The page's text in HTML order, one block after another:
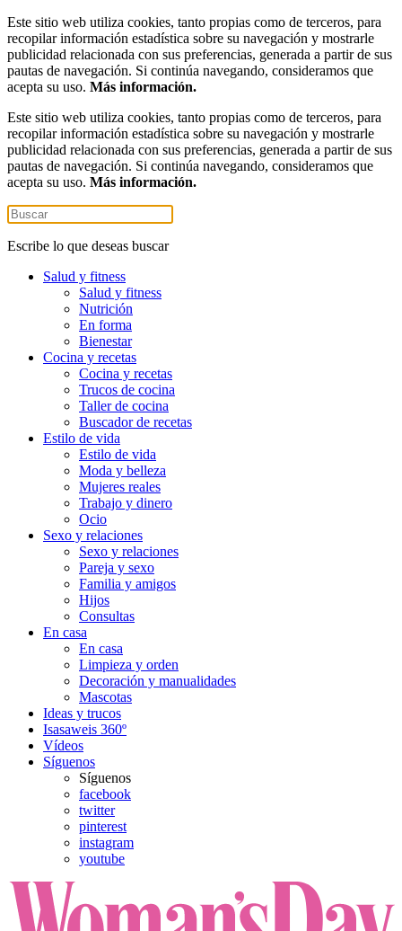
Este sitio web utiliza cookies, tanto propias como de terceros, para
recopilar información estadística sobre su navegación y mostrarle
publicidad relacionada con sus preferencias, generada a partir de sus
pautas de navegación. Si continúa navegando, consideramos que
acepta su uso. Más información.
Este sitio web utiliza cookies, tanto propias como de terceros, para
recopilar información estadística sobre su navegación y mostrarle
publicidad relacionada con sus preferencias, generada a partir de sus
pautas de navegación. Si continúa navegando, consideramos que
acepta su uso. Más información.
Escribe lo que deseas buscar
Salud y fitness
Salud y fitness
Nutrición
En forma
Bienestar
Cocina y recetas
Cocina y recetas
Trucos de cocina
Taller de cocina
Buscador de recetas
Estilo de vida
Estilo de vida
Moda y belleza
Mujeres reales
Trabajo y dinero
Ocio
Sexo y relaciones
Sexo y relaciones
Pareja y sexo
Familia y amigos
Hijos
Consultas
En casa
En casa
Limpieza y orden
Decoración y manualidades
Mascotas
Ideas y trucos
Isasaweis 360º
Vídeos
Síguenos
Síguenos
facebook
twitter
pinterest
instagram
youtube